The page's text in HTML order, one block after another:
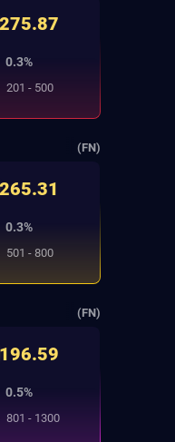
275.87
0.3%
201 - 500
(FN)
265.31
0.3%
501 - 800
(FN)
196.59
0.5%
801 - 1300